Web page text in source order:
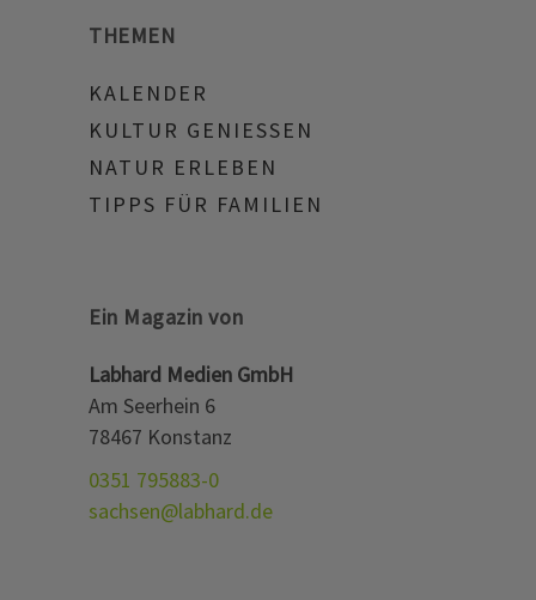
THEMEN
KALENDER
KULTUR GENIESSEN
NATUR ERLEBEN
TIPPS FÜR FAMILIEN
Ein Magazin von
Labhard Medien GmbH
Am Seerhein 6
78467 Konstanz
0351 795883-0
sachsen@labhard.de